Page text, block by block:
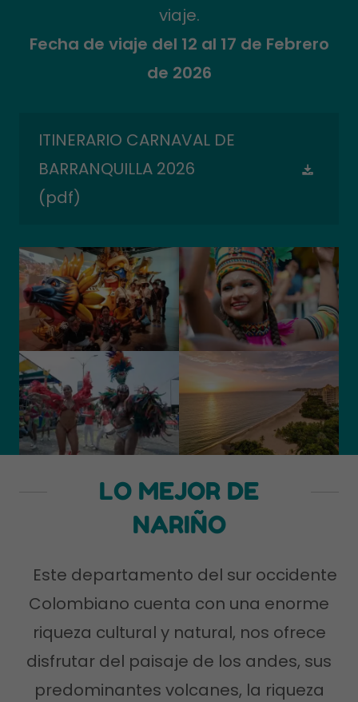
viaje.
Fecha de viaje del 12 al 17 de Febrero
de 2026
ITINERARIO CARNAVAL DE
BARRANQUILLA 2026
(pdf)
LO MEJOR DE
NARIÑO
Este departamento del sur occidente
Colombiano cuenta con una enorme
riqueza cultural y natural, nos ofrece
disfrutar del paisaje de los andes, sus
predominantes volcanes, la riqueza